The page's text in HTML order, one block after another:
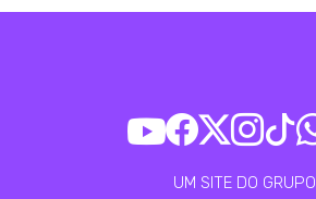
UM SITE DO GRUPO